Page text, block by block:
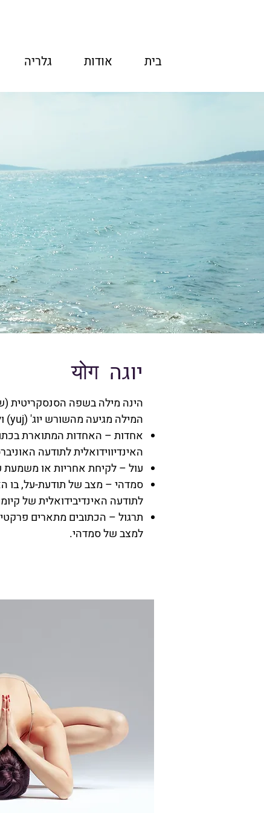
בית אודות גלריה
יוגה योग
הינה מילה בשפה הסנסקריטית
המילה מגיעה מהשורש יוג' (yuj) ולה מספר פירושים קלאסיים:
אחדות – האחדות המתוארת
האינדיווידואלית לתודעה
עול – לקיחת אחריות או משמעת
סמדהי – מצב של תודעת-על, בו
לתודעה האינדיבידואלית של
תרגול – הכתובים מתארים
למצב של סמדהי.